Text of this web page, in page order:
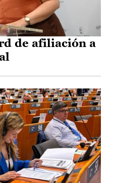
de afiliación a